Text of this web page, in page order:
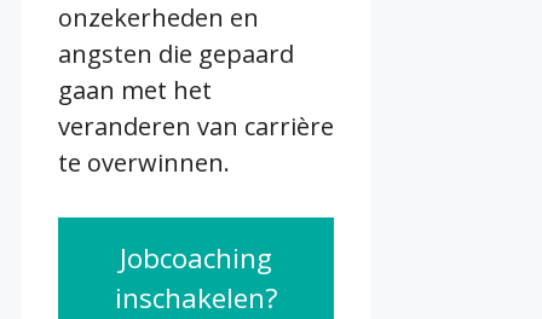
onzekerheden en
angsten die gepaard
gaan met het
veranderen van carrière
te overwinnen.
Jobcoaching
inschakelen?